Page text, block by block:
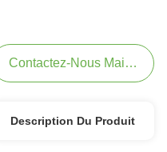
Contactez-Nous Maintenant
Description Du Produit